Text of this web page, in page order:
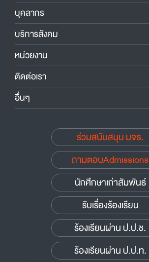
บุคลากร
บริการสังคม
หน่วยงาน
ติดต่อเรา
อื่นๆ
ร่วมสนับสนุน มจธ.
ถามตอบAdmissions
นักศึกษาเก่าสัมพันธ์
รับเรื่องร้องเรียน
ร้องเรียนผ่าน ป.ป.ช.
ร้องเรียนผ่าน ป.ป.ท.